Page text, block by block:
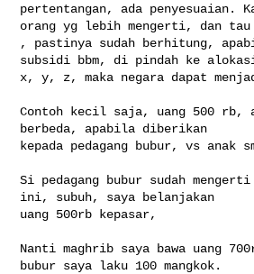
pertentangan, ada penyesuaian.
orang yg lebih mengerti, dan tau
, pastinya sudah berhitung,
subsidi bbm, di pindah ke
x, y, z, maka negara dapat
Contoh kecil saja, uang 500 rb,
berbeda, apabila diberikan
kepada pedagang bubur, vs anak
Si pedagang bubur sudah
ini, subuh, saya belanjakan
uang 500rb kepasar,
Nanti maghrib saya bawa uang
bubur saya laku 100 mangkok.